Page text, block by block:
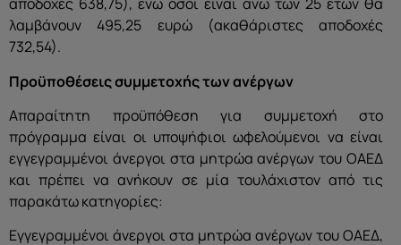
λαμβάνουν 495,25 ευρώ (ακαθάριστες αποδοχές
732,54).
Προϋποθέσεις συμμετοχής των ανέργων
Απαραίτητη προϋπόθεση για συμμετοχή στο
πρόγραμμα είναι οι υποψήφιοι ωφελούμενοι να είναι
εγγεγραμμένοι άνεργοι στα μητρώα ανέργων του ΟΑΕΔ
και πρέπει να ανήκουν σε μία τουλάχιστον από τις
παρακάτω κατηγορίες:
Εγγεγραμμένοι άνεργοι στα μητρώα ανέργων του ΟΑΕΔ,